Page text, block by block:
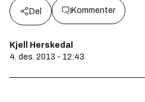
Del Kommenter
Kjell Herskedal
4. des. 2013 - 12:43